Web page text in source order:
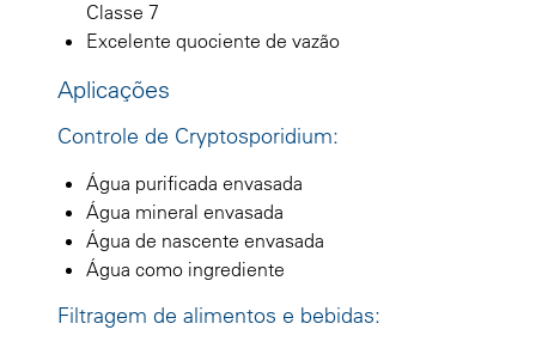
Classe 7
Excelente quociente de vazão
Aplicações
Controle de Cryptosporidium:
Água purificada envasada
Água mineral envasada
Água de nascente envasada
Água como ingrediente
Filtragem de alimentos e bebidas: